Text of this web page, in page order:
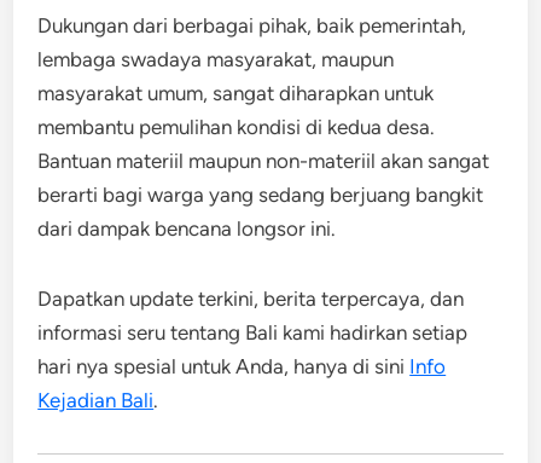
Dukungan dari berbagai pihak, baik pemerintah,
lembaga swadaya masyarakat, maupun
masyarakat umum, sangat diharapkan untuk
membantu pemulihan kondisi di kedua desa.
Bantuan materiil maupun non-materiil akan sangat
berarti bagi warga yang sedang berjuang bangkit
dari dampak bencana longsor ini.
Dapatkan update terkini, berita terpercaya, dan
informasi seru tentang Bali kami hadirkan setiap
hari nya spesial untuk Anda, hanya di sini Info
Kejadian Bali.